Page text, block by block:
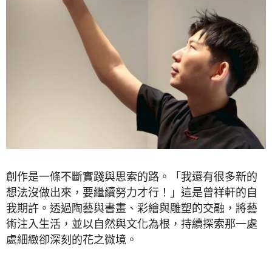
創作是一條不斷實踐與思索的路。「我還有很多新的
想法沒做出來，要繼續努力才行！」這是曾祥軒的自
我期許。透過陶藝與書畫、彩繪與雕塑的交融，將藝
術注入生活，並以自然與文化為根，持續探索那一處
處細緻卻深刻的花之微境。